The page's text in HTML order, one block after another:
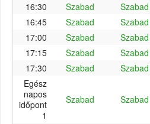
16:30 Szabad Szabad
16:45
Szabad Szabad
17:00
Szabad Szabad
17:15
Szabad Szabad
17:30
Szabad Szabad
Egész
napos
időpont
1
Szabad Szabad